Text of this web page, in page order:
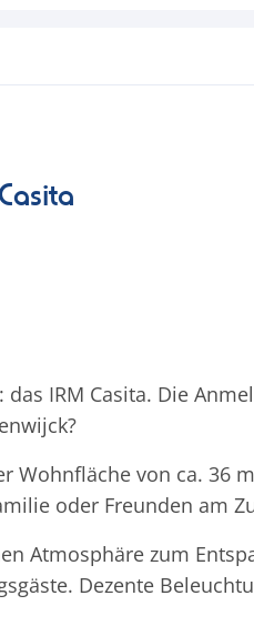
IRM Casita. Die
von ca. 36
oder Freunden am
Atmosphäre zum
Dezente